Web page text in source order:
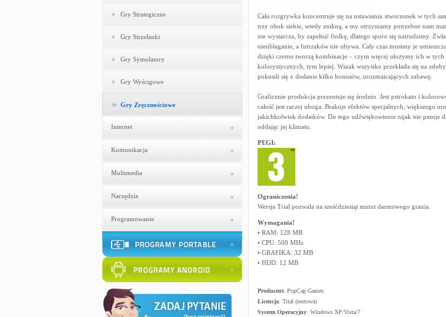
Gry Strategiczne
Gry Strzelanki
Gry Symulatory
Gry Wyścigowe
Gry Zręcznościowe
Internet
Komunikacja
Multimedia
Narzędzia
Programowanie
Cała rozgrywka koncentruje się na ustawianiu stworzonek w tych
trzy obok siebie, wtedy znikną, a my otrzymamy potrzebne nam
nie wystarcza, by zapełnić fiolkę, dlatego sporo się natrudzimy.
nieubłaganie, a futrzaków nie ubywa. Cały czas musimy je
dzięki czemu tworzą kombinacje – czym więcej ułożymy ich w tych
kolorystycznych, tym lepiej. Wszak wszystko przekłada się na
pokusili się o dodanie kilku bonusów, urozmaicających zabawę.
Graficznie produkcja prezentuje się średnio. Jest pstrokato i
całość jest raczej uboga. Brakuje efektów specjalnych, większego
jakichkolwiek dodatków. Do tego udźwiękowienie nijak nie pasuje
oddając jej klimatu.
PEGI:
Ograniczenia!
Wersja Trial pozwala na sześćdziesiąt minut darmowego grania.
Wymagania!
• RAM: 128 MB
• CPU: 500 MHz
• GRAFIKA: 32 MB
• HDD: 12 MB
Producent: PopCap Games
Licencja: Trial (testowa)
System Operacyjny: Windows XP/Vista/7